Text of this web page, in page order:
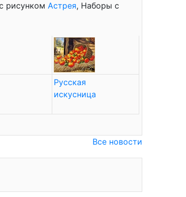
рисунком Астрея, Наборы с
Русская
искусница
Все новости